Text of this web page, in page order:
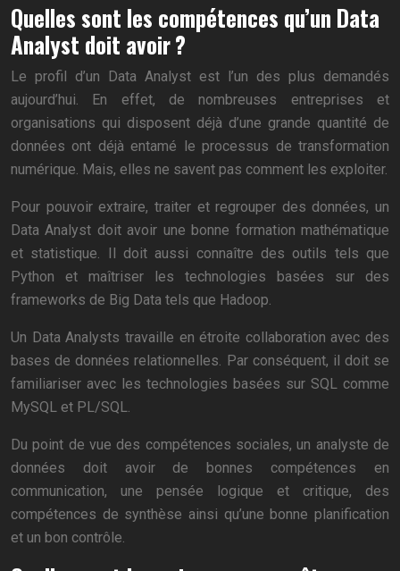
Quelles sont les compétences qu’un Data
Analyst doit avoir ?
Le profil d’un Data Analyst est l’un des plus demandés
aujourd’hui. En effet, de nombreuses entreprises et
organisations qui disposent déjà d’une grande quantité de
données ont déjà entamé le processus de transformation
numérique. Mais, elles ne savent pas comment les exploiter.
Pour pouvoir extraire, traiter et regrouper des données, un
Data Analyst doit avoir une bonne formation mathématique
et statistique. Il doit aussi connaître des outils tels que
Python et maîtriser les technologies basées sur des
frameworks de Big Data tels que Hadoop.
Un Data Analysts travaille en étroite collaboration avec des
bases de données relationnelles. Par conséquent, il doit se
familiariser avec les technologies basées sur SQL comme
MySQL et PL/SQL.
Du point de vue des compétences sociales, un analyste de
données doit avoir de bonnes compétences en
communication, une pensée logique et critique, des
compétences de synthèse ainsi qu’une bonne planification
et un bon contrôle.